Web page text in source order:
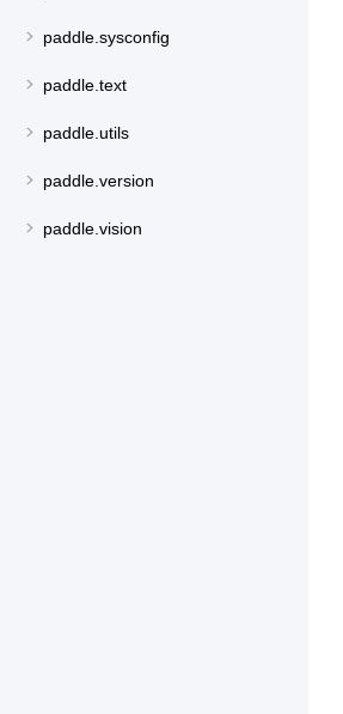
paddle.sysconfig
paddle.text
paddle.utils
paddle.version
paddle.vision